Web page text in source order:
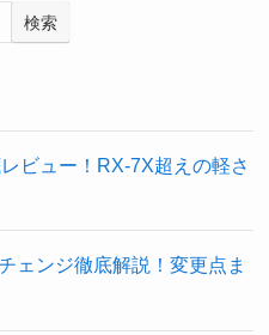
検索
ビュー！RX-7X超えの軽さ
ェンジ徹底解説！変更点ま